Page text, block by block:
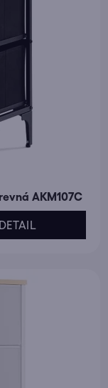
AKM107C
DETAIL